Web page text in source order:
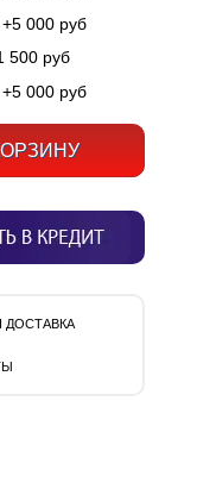
000 руб
500 руб
000 руб
ДОСТАВКА